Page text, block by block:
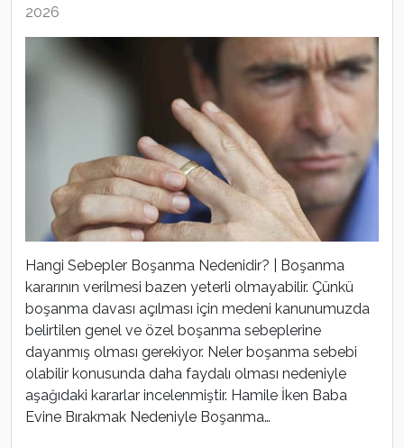
2026
Hangi Sebepler Boşanma Nedenidir? | Boşanma
kararının verilmesi bazen yeterli olmayabilir. Çünkü
boşanma davası açılması için medeni kanunumuzda
belirtilen genel ve özel boşanma sebeplerine
dayanmış olması gerekiyor. Neler boşanma sebebi
olabilir konusunda daha faydalı olması nedeniyle
aşağıdaki kararlar incelenmiştir. Hamile İken Baba
Evine Bırakmak Nedeniyle Boşanma…